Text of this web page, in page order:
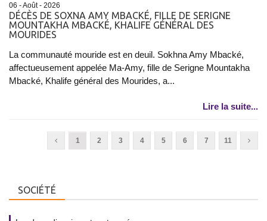
06 - Août - 2026
DÉCÈS DE SOXNA AMY MBACKÉ, FILLE DE SERIGNE
MOUNTAKHA MBACKÉ, KHALIFE GÉNÉRAL DES
MOURIDES
La communauté mouride est en deuil. Sokhna Amy Mbacké,
affectueusement appelée Ma-Amy, fille de Serigne Mountakha
Mbacké, Khalife général des Mourides, a...
Lire la suite...
1 2 3 4 5 6 7 11
SOCIÉTÉ